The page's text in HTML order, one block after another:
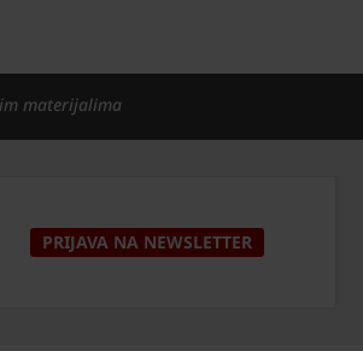
materijalima
PRIJAVA NA NEWSLETTER